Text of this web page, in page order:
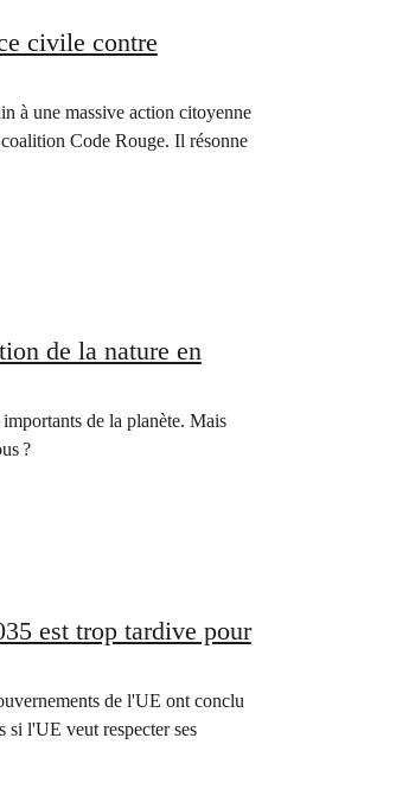
civile contre
à une massive action citoyenne
Code Rouge. Il résonne
de la nature en
de la planète. Mais
?
est trop tardive pour
de l'UE ont conclu
si l'UE veut respecter ses